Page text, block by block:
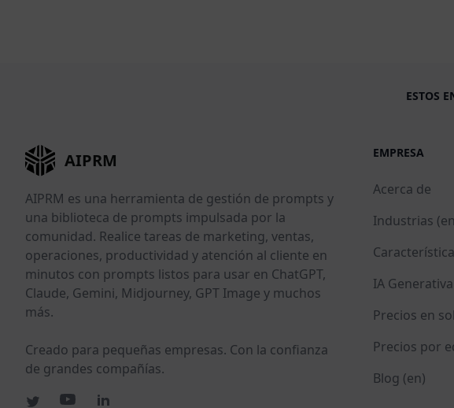
ESTOS
AIPRM
AIPRM es una herramienta de gestión de prompts y
una biblioteca de prompts impulsada por la
comunidad. Realice tareas de marketing, ventas,
operaciones, productividad y atención al cliente en
minutos con prompts listos para usar en ChatGPT,
Claude, Gemini, Midjourney, GPT Image y muchos
más.
Creado para pequeñas empresas. Con la confianza
de grandes compañías.
EMPRESA
Acerca de
Industrias
IA Generativa
Precios en
Precios por
Blog (en)